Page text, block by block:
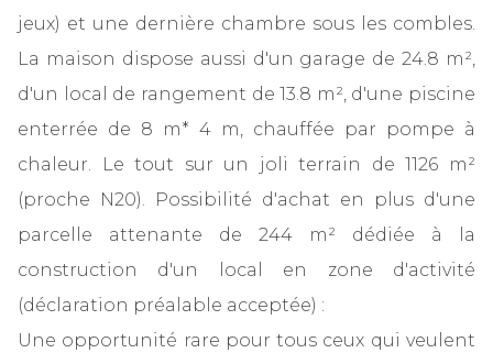
jeux) et une dernière chambre sous les combles.
La maison dispose aussi d'un garage de 24.8 m²,
d'un local de rangement de 13.8 m², d'une piscine
enterrée de 8 m* 4 m, chauffée par pompe à
chaleur. Le tout sur un joli terrain de 1126 m²
(proche N20). Possibilité d'achat en plus d'une
parcelle attenante de 244 m² dédiée à la
construction d'un local en zone d'activité
(déclaration préalable acceptée) :
Une opportunité rare pour tous ceux qui veulent